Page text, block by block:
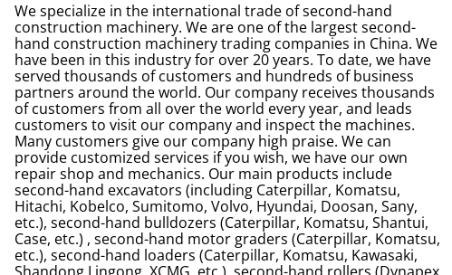
We specialize in the international trade of second-hand
construction machinery. We are one of the largest second-
hand construction machinery trading companies in China. We
have been in this industry for over 20 years. To date, we have
served thousands of customers and hundreds of business
partners around the world. Our company receives thousands
of customers from all over the world every year, and leads
customers to visit our company and inspect the machines.
Many customers give our company high praise. We can
provide customized services if you wish, we have our own
repair shop and mechanics. Our main products include
second-hand excavators (including Caterpillar, Komatsu,
Hitachi, Kobelco, Sumitomo, Volvo, Hyundai, Doosan, Sany,
etc.), second-hand bulldozers (Caterpillar, Komatsu, Shantui,
Case, etc.) , second-hand motor graders (Caterpillar, Komatsu,
etc.), second-hand loaders (Caterpillar, Komatsu, Kawasaki,